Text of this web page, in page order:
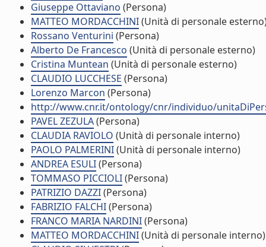
Giuseppe Ottaviano (Persona)
MATTEO MORDACCHINI(Unità di personale
Rossano Venturini (Persona)
Alberto De Francesco (Unità di personale esterno)
Cristina Muntean (Unità di personale esterno)
CLAUDIO LUCCHESE (Persona)
Lorenzo Marcon (Persona)
http://www.cnr.it/ontology/cnr/individuo/
PAVEL ZEZULA(Persona)
CLAUDIA RAVIOLO (Unità di personale interno)
PAOLO PALMERINI(Unità di personale interno)
ANDREA ESULI(Persona)
TOMMASO PICCIOLI(Persona)
PATRIZIO DAZZI(Persona)
FABRIZIO FALCHI(Persona)
FRANCO MARIA NARDINI(Persona)
MATTEO MORDACCHINI(Unità di personale interno)